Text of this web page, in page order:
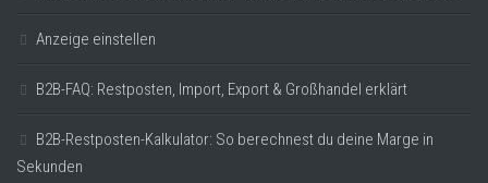
Anzeige einstellen
B2B-FAQ: Restposten, Import, Export & Großhandel erklärt
B2B-Restposten-Kalkulator: So berechnest du deine Marge in
Sekunden